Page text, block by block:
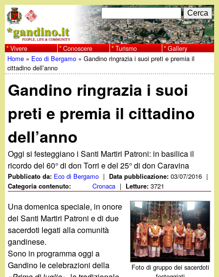
al
contenuto
principale
w
w
w
.
g
a
n
d
i
n
F
o
r
d
i
i
c
e
r
c
C
e
r
c
a
Vivere Conoscere Turismo Gallery
Tu
sei
qui
Home » Eco di Bergamo »Gandino ringrazia i suoi preti e premia il
cittadino dell’anno
Gandino ringrazia i suoi
preti e premia il cittadino
dell’anno
Oggi si festeggiano i Santi Martiri Patroni: in basilica il
ricordo del 60° di don Torri e del 25° di don Caravina
Pubblicato da: Eco di Bergamo | Data pubblicazione:03/07/2016 |
Categoria contenuto: Cronaca | Letture:3721
Foto di gruppo dei sacerdoti
Una domenica speciale, in onore
dei Santi Martiri Patroni e di due
sacerdoti legati alla comunità
gandinese.
Sono in programma oggi a
Gandino le celebrazioni della